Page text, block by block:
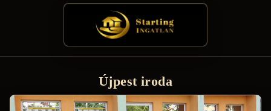
Újpest iroda